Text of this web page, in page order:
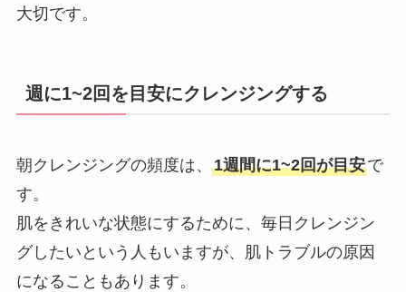
大切です。
週に1~2回を目安にクレンジングする
朝クレンジングの頻度は、 1週間に1~2回が目安で
す。
肌をきれいな状態にするために、毎日クレンジン
グしたいという人もいますが、肌トラブルの原因
になることもあります。